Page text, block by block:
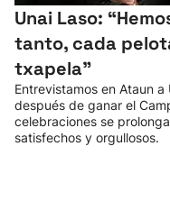
Unai Laso:
tanto, cada
txapela”
Entrevistamos en Ataun
después de ganar el
celebraciones se
satisfechos y orgullosos.